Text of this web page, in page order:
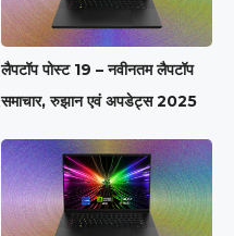
लैपटॉप पोस्ट 19 – नवीनतम लैपटॉप
समाचार, रुझान एवं अपडेट्स 2025